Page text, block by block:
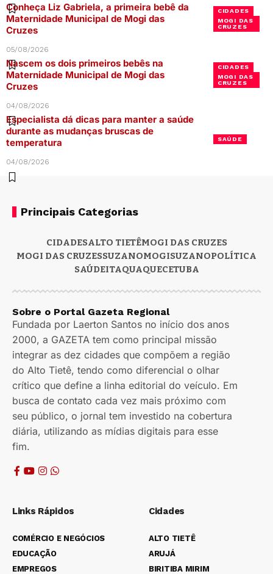
CIDADES
MOGI DAS
CRUZES
Conheça Liz Gabriela, a primeira bebê da
Maternidade Municipal de Mogi das
Cruzes
05/08/2026
CIDADES
MOGI DAS
CRUZES
Nascem os dois primeiros bebês na
Maternidade Municipal de Mogi das
Cruzes
04/08/2026
SAÚDE
Especialista dá dicas para manter a saúde
durante as mudanças bruscas de
temperatura
04/08/2026
Principais Categorias
CIDADESALTO TIETÊMOGI DAS CRUZES
MOGI DAS CRUZESSUZANOMOGISUZANOPOLÍTICA
SAÚDEITAQUAQUECETUBA
Sobre o Portal Gazeta Regional
Fundada por Laerton Santos no início dos anos
2000, a GAZETA tem como principal missão
integrar as dez cidades que compõem a região
do Alto Tietê, tendo como diferencial o olhar
crítico que define a linha editorial do veículo. Em
busca de contato cada vez mais próximo com
seu público, o jornal tem investido na cobertura
diária, utilizando as mídias digitais para esse
fim.
Links Rápidos
COMÉRCIO E NEGÓCIOS
EDUCAÇÃO
EMPREGOS
Cidades
ALTO TIETÊ
ARUJÁ
BIRITIBA MIRIM